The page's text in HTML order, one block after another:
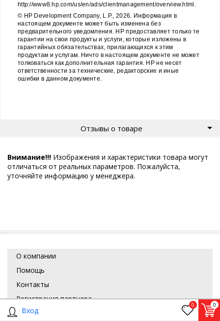
Вход
0 0
http://www8.hp.com/us/en/ads/clientmanagement/overview.html.
© HP Development Company, L.P., 2026. Информация в
настоящем документе может быть изменена без
предварительного уведомления. HP предоставляет только те
гарантии на свои продукты и услуги, которые изложены в
гарантийных обязательствах, прилагающихся к этим
продуктам и услугам. Ничто в настоящем документе не может
толковаться как дополнительная гарантия. HP не несет
ответственности за технические, редакторские и иные
ошибки в данном документе.
Отзывы о товаре
Внимание!!! Изображения и характеристики товара могут
отличаться от реальных параметров. Пожалуйста,
уточняйте информацию у менеджера.
О компании
Помощь
Контакты
Регистрация партнера
Вендоры